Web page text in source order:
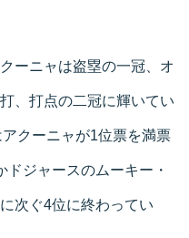
ーニャは盗塁の一冠、オ
、打点の二冠に輝いてい
クーニャが1位票を満票
ジャースのムーキー・
次ぐ4位に終わってい